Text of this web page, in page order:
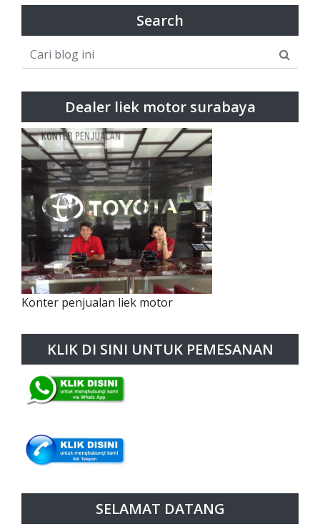
Search
Dealer liek motor surabaya
Konter penjualan liek motor
KLIK DI SINI UNTUK PEMESANAN
SELAMAT DATANG